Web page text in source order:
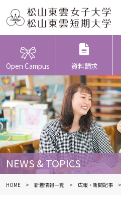
Open Campus 資料請求
NEWS & TOPICS
HOME 新着情報一覧 広報・新聞記事